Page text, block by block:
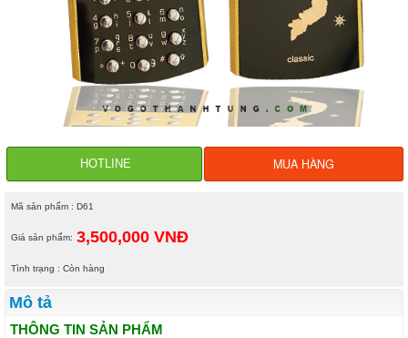
HOTLINE MUA HÀNG
Mã sản phẩm : D61
Giá sản phẩm: 3,500,000 VNĐ
Tình trạng : Còn hàng
Mô tả
THÔNG TIN SẢN PHẨM